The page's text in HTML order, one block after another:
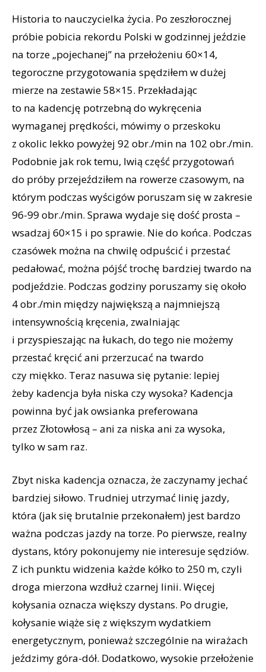
Historia to nauczycielka życia. Po zeszłorocznej
próbie pobicia rekordu Polski w godzinnej jeździe
na torze „pojechanej” na przełożeniu 60×14,
tegoroczne przygotowania spędziłem w dużej
mierze na zestawie 58×15. Przekładając
to na kadencję potrzebną do wykręcenia
wymaganej prędkości, mówimy o przeskoku
z okolic lekko powyżej 92 obr./min na 102 obr./min.
Podobnie jak rok temu, lwią część przygotowań
do próby przejeździłem na rowerze czasowym, na
którym podczas wyścigów poruszam się w zakresie
96-99 obr./min. Sprawa wydaje się dość prosta –
wsadzaj 60×15 i po sprawie. Nie do końca. Podczas
czasówek można na chwilę odpuścić i przestać
pedałować, można pójść trochę bardziej twardo na
podjeździe. Podczas godziny poruszamy się około
4 obr./min między największą a najmniejszą
intensywnością kręcenia, zwalniając
i przyspieszając na łukach, do tego nie możemy
przestać kręcić ani przerzucać na twardo
czy miękko. Teraz nasuwa się pytanie: lepiej
żeby kadencja była niska czy wysoka? Kadencja
powinna być jak owsianka preferowana
przez Złotowłosą – ani za niska ani za wysoka,
tylko w sam raz.
Zbyt niska kadencja oznacza, że zaczynamy jechać
bardziej siłowo. Trudniej utrzymać linię jazdy,
która (jak się brutalnie przekonałem) jest bardzo
ważna podczas jazdy na torze. Po pierwsze, realny
dystans, który pokonujemy nie interesuje sędziów.
Z ich punktu widzenia każde kółko to 250 m, czyli
droga mierzona wzdłuż czarnej linii. Więcej
kołysania oznacza większy dystans. Po drugie,
kołysanie wiąże się z większym wydatkiem
energetycznym, ponieważ szczególnie na wirażach
jeździmy góra-dół. Dodatkowo, wysokie przełożenie